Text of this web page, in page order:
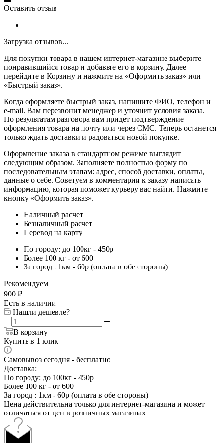
Оставить отзыв
Загрузка отзывов...
Для покупки товара в нашем интернет-магазине выберите
понравившийся товар и добавьте его в корзину. Далее
перейдите в Корзину и нажмите на «Оформить заказ» или
«Быстрый заказ».
Когда оформляете быстрый заказ, напишите ФИО, телефон и
e-mail. Вам перезвонит менеджер и уточнит условия заказа.
По результатам разговора вам придет подтверждение
оформления товара на почту или через СМС. Теперь останется
только ждать доставки и радоваться новой покупке.
Оформление заказа в стандартном режиме выглядит
следующим образом. Заполняете полностью форму по
последовательным этапам: адрес, способ доставки, оплаты,
данные о себе. Советуем в комментарии к заказу написать
информацию, которая поможет курьеру вас найти. Нажмите
кнопку «Оформить заказ».
Наличный расчет
Безналичный расчет
Перевод на карту
По городу: до 100кг - 450р
Более 100 кг - от 600
За город : 1км - 60р (оплата в обе стороны)
Рекомендуем
900 ₽
Есть в наличии
Нашли дешевле?
В корзину
Купить в 1 клик
Самовывоз сегодня - бесплатно
Доставка:
По городу: до 100кг - 450р
Более 100 кг - от 600
За город : 1км - 60р (оплата в обе стороны)
Цена действительна только для интернет-магазина и может
отличаться от цен в розничных магазинах